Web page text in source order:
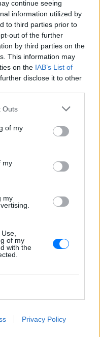
continue seeing
information utilized by
to third parties prior to
out of the further
by third parties on the
This information may
on the IAB’s List of
disclose it to other
Outs
of my
my
my
of my
with the
Privacy Policy
με αλκοόλ
νόμιμου ορίου, έπεσε
cart των νεόνυμφων στο
τώρα νέο υλικό από το
αποκαλύπτει τη
της λίγο μετά τη μοιραία
Σέρρες: «Έχασα τη
το παιδί μου, τα
‑ Ο πόνος του
μετωπική σύγκρουση με
επαρχιακή οδό Αμφίπολης
στην Παλαιοκώμη.
στο κέντρο της
Έσπασαν το
οδηγού – «Μην κάνεις
υψηλών ταχυτήτων το
τον έλεγχο και